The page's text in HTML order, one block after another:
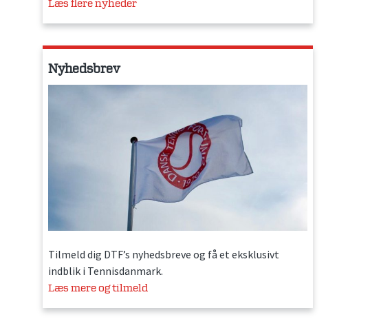
Læs flere nyheder
Nyhedsbrev
Tilmeld dig DTF’s nyhedsbreve og få et eksklusivt
indblik i Tennisdanmark.
Læs mere og tilmeld